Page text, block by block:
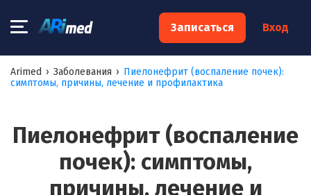
Записаться Вход
Arimed › Заболевания › Пиелонефрит (воспаление почек):
симптомы, причины, лечение и профилактика
Пиелонефрит (воспаление
почек): симптомы,
причины, лечение и
×
Запишитесь на консультацию к
специалисту
Ваш телефон:*